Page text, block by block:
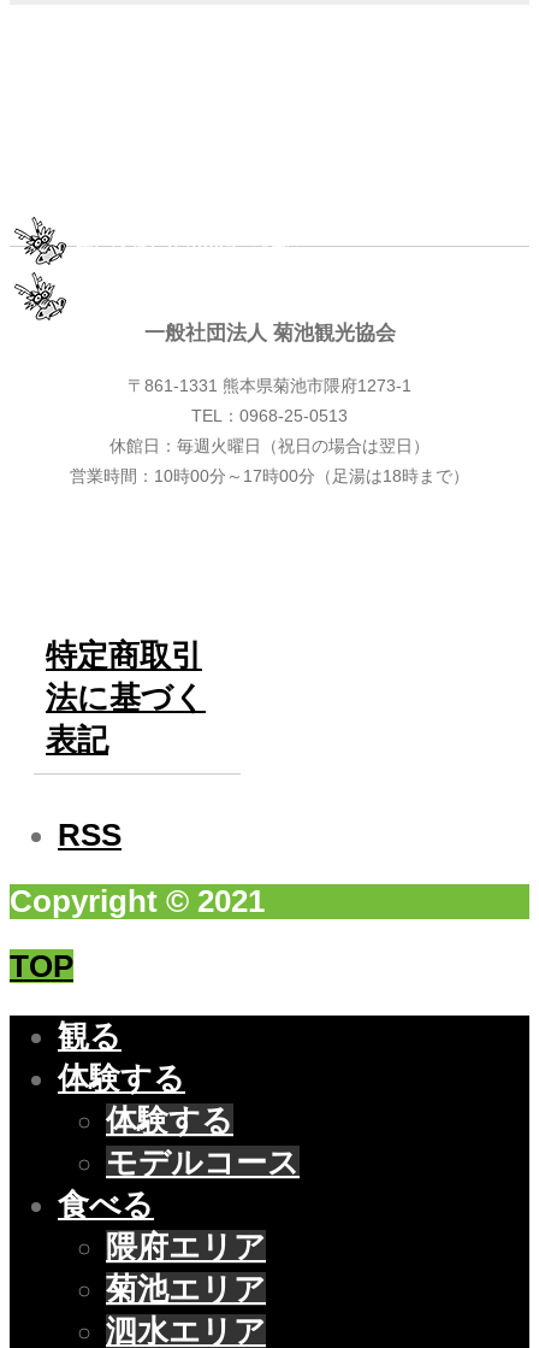
一般社団法人 菊池観光協会
一般社団法人 菊池観光協会
〒861-1331 熊本県菊池市隈府1273-1
TEL：0968-25-0513
休館日：毎週火曜日（祝日の場合は翌日）
営業時間：10時00分～17時00分（足湯は18時まで）
特定商取引
法に基づく
表記
RSS
Copyright © 2021
TOP
観る
体験する
体験する
モデルコース
食べる
隈府エリア
菊池エリア
泗水エリア